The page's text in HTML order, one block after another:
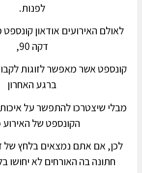
לפנות.
לאולם האירועים אודאון
דקה 90,
קונספט אשר מאפשר לזוגות
ברגע האחרון
מבלי שיצטרכו להתפשר על
הקונספט של האירוע
לכן, אם אתם נמצאים בלחץ של
חתונה בה האורחים לא יחושו